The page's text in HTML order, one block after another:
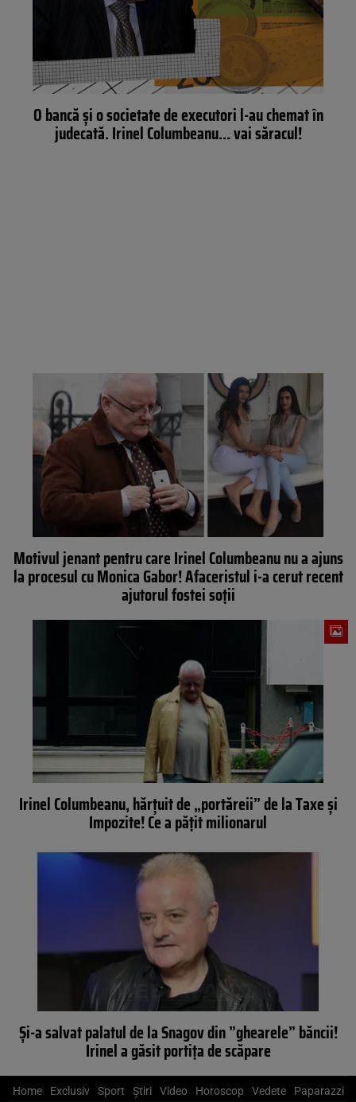
O bancă și o societate de executori l-au chemat în
judecată. Irinel Columbeanu… vai săracul!
Motivul jenant pentru care Irinel Columbeanu nu a ajuns
la procesul cu Monica Gabor! Afaceristul i-a cerut recent
ajutorul fostei soții
Irinel Columbeanu, hărţuit de „portăreii” de la Taxe şi
Impozite! Ce a păţit milionarul
Şi-a salvat palatul de la Snagov din ”ghearele” băncii!
Irinel a găsit portiţa de scăpare
Home Exclusiv Sport Știri Video Horoscop Vedete Paparazzi